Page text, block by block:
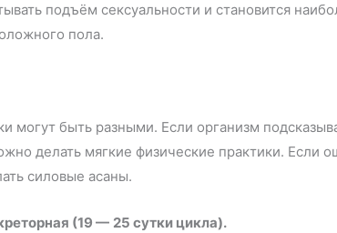
подъём сексуальности и становится
пола.
могут быть разными. Если организм
делать мягкие физические практики. Если
силовые асаны.
(19 — 25 сутки цикла).